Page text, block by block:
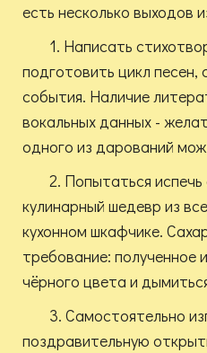
есть несколько выходов
1. Написать
подготовить цикл
события. Наличие
вокальных данных -
одного из дарований
2. Попытаться
кулинарный шедевр из
кухонном шкафчике.
требование: полученное
чёрного цвета и
3. Самостоятельно
поздравительную